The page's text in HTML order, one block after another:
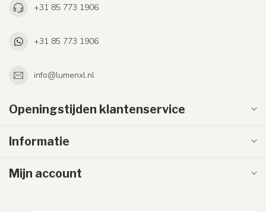
+31 85 773 1906
+31 85 773 1906
info@lumenxl.nl
Openingstijden klantenservice
Informatie
Mijn account